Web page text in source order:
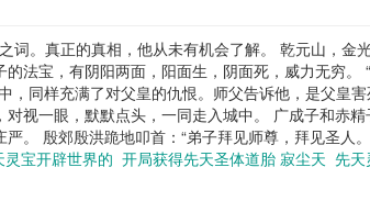
词。真正的真相，他从未有机会了解。 乾元山，金
法宝，有阴阳两面，阳面生，阴面死，威力无穷。
同样充满了对父皇的仇恨。师父告诉他，是父皇害
视一眼，默默点头，一同走入城中。 广成子和赤精
。 殷郊殷洪跪地叩首：“弟子拜见师尊，拜见圣人
灵宝开辟世界的 开局获得先天圣体道胎 寂尘天 先天